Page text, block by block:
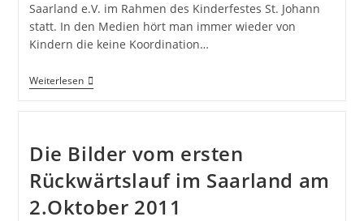
Saarland e.V. im Rahmen des Kinderfestes St. Johann
statt. In den Medien hört man immer wieder von
Kindern die keine Koordination…
Weiterlesen
Die Bilder vom ersten
Rückwärtslauf im Saarland am
2.Oktober 2011